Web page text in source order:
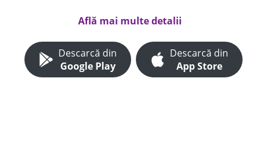
Află mai multe detalii
Descarcă din
Google Play
Descarcă din
App Store